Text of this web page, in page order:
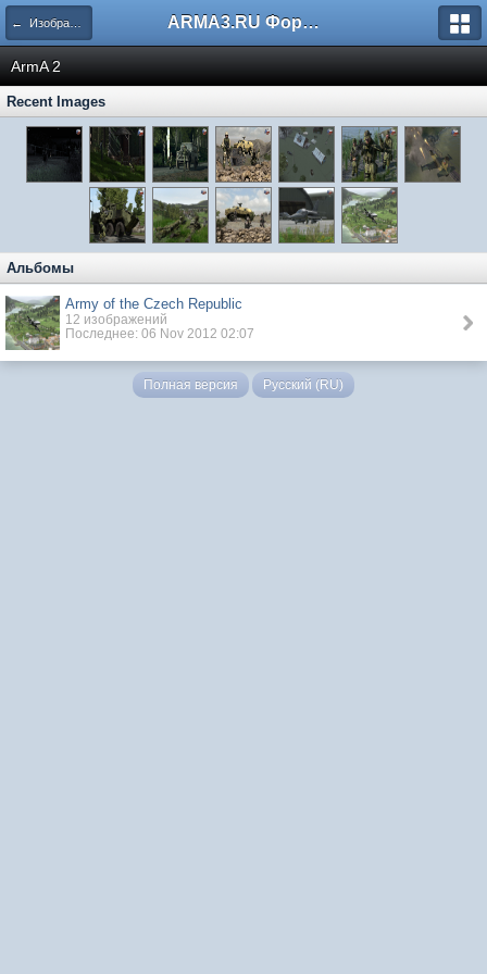
← Изображения ARMA3.RU Форум
ArmA 2
Recent Images
Альбомы
Army of the Czech Republic
12 изображений
Последнее: 06 Nov 2012 02:07
Полная версия Русский (RU)